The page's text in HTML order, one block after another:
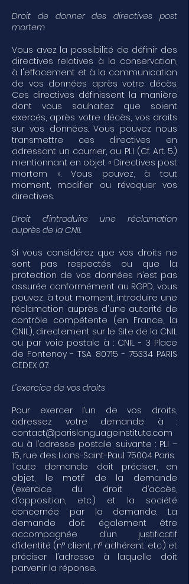
Droit de donner des directives post
mortem
Vous avez la possibilité de définir des
directives relatives à la conservation,
à l'effacement et à la communication
de vos données après votre décès.
Ces directives définissent la manière
dont vous souhaitez que soient
exercés, après votre décès, vos droits
sur vos données. Vous pouvez nous
transmettre ces directives en
adressant un courrier, au PLI (Cf. Art. 5.)
mentionnant en objet « Directives post
mortem ». Vous pouvez, à tout
moment, modifier ou révoquer vos
directives.
Droit d’introduire une réclamation
auprès de la CNIL
Si vous considérez que vos droits ne
sont pas respectés ou que la
protection de vos données n’est pas
assurée conformément au RGPD, vous
pouvez, à tout moment, introduire une
réclamation auprès d'une autorité de
contrôle compétente (en France, la
CNIL), directement sur le Site de la CNIL
ou par voie postale à : CNIL - 3 Place
de Fontenoy - TSA 80715 - 75334PARIS
CEDEX 07.
L’exercice de vos droits
Pour exercer l’un de vos droits,
adressez votre demande à :
contact@parislanguageinstitute.com
ou à l’adresse postale suivante : PLI –
15, rue des Lions-Saint-Paul 75004 Paris.
Toute demande doit préciser, en
objet, le motif de la demande
(exercice du droit d’accès,
d’opposition, etc.) et la société
concernée par la demande. La
demande doit également être
accompagnée d’un justificatif
d’identité (n° client, n° adhérent, etc.) et
préciser l’adresse à laquelle doit
parvenir la réponse.